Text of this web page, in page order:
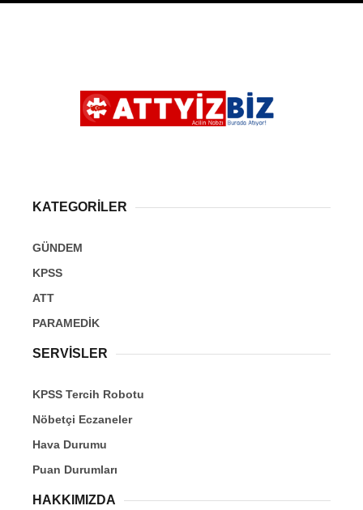
KATEGORİLER
GÜNDEM
KPSS
ATT
PARAMEDİK
SERVİSLER
KPSS Tercih Robotu
Nöbetçi Eczaneler
Hava Durumu
Puan Durumları
HAKKIMIZDA